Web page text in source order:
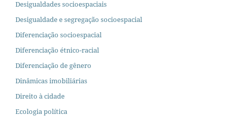
Desigualdades socioespaciais
Desigualdade e segregação socioespacial
Diferenciação socioespacial
Diferenciação étnico-racial
Diferenciação de gênero
Dinâmicas imobiliárias
Direito à cidade
Ecologia política